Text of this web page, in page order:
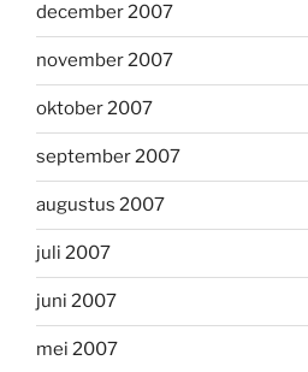
december 2007
november 2007
oktober 2007
september 2007
augustus 2007
juli 2007
juni 2007
mei 2007